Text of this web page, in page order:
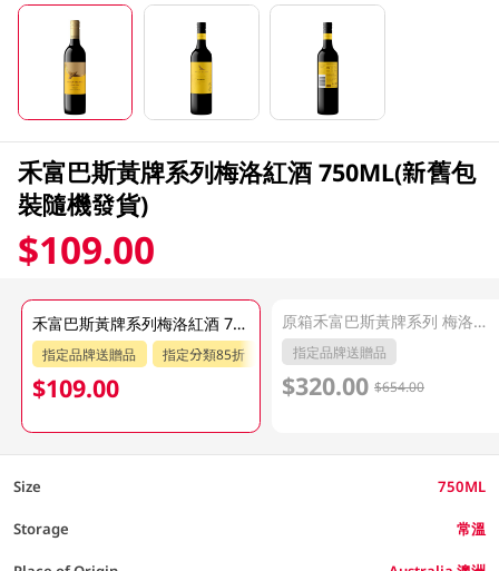
禾富巴斯黃牌系列梅洛紅酒 750ML(新舊包
裝隨機發貨)
$109.00
禾富巴斯黃牌系列梅洛紅酒 750ML(新舊包裝隨機發貨)
指定品牌送贈品 指定分類85折
$109.00
原箱禾富巴斯黃牌系列 梅洛紅酒 6 X 750ML
指定品牌送贈品
$320.00 $654.00
Size 750ML
Storage 常溫